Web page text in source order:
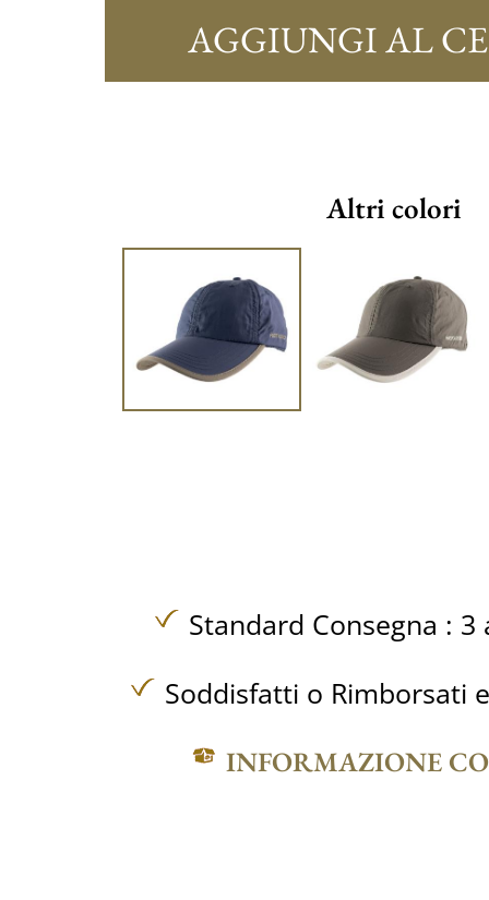
AGGIUNGI AL
Altri colori
Standard Consegna : 3
Soddisfatti o Rimborsati
INFORMAZIONE